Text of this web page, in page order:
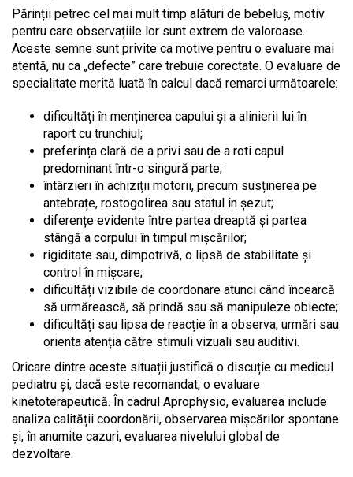
Părinții petrec cel mai mult timp alături de bebeluș, motiv
pentru care observațiile lor sunt extrem de valoroase.
Aceste semne sunt privite ca motive pentru o evaluare mai
atentă, nu ca „defecte” care trebuie corectate. O evaluare de
specialitate merită luată în calcul dacă remarci următoarele:
dificultăți în menținerea capului și a alinierii lui în
raport cu trunchiul;
preferința clară de a privi sau de a roti capul
predominant într-o singură parte;
întârzieri în achiziții motorii, precum susținerea pe
antebrațe, rostogolirea sau statul în șezut;
diferențe evidente între partea dreaptă și partea
stângă a corpului în timpul mișcărilor;
rigiditate sau, dimpotrivă, o lipsă de stabilitate și
control în mișcare;
dificultăți vizibile de coordonare atunci când încearcă
să urmărească, să prindă sau să manipuleze obiecte;
dificultăți sau lipsa de reacție în a observa, urmări sau
orienta atenția către stimuli vizuali sau auditivi.
Oricare dintre aceste situații justifică o discuție cu medicul
pediatru și, dacă este recomandat, o evaluare
kinetoterapeutică. În cadrul Aprophysio, evaluarea include
analiza calității coordonării, observarea mișcărilor spontane
și, în anumite cazuri, evaluarea nivelului global de
dezvoltare.